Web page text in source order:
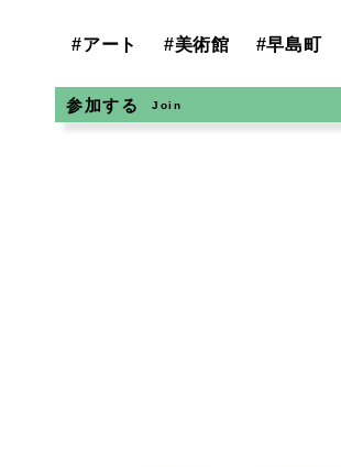
#アート #美術館 #早島町
参加する Join